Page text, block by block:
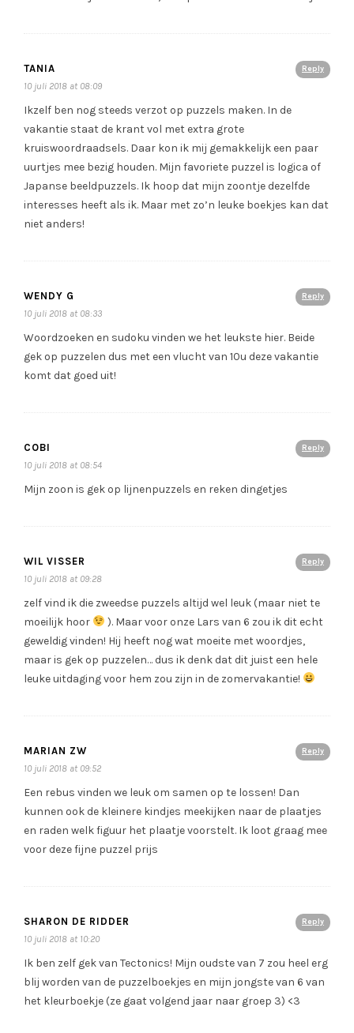
Reply
TANIA
10 juli 2018 at 08:09
Ikzelf ben nog steeds verzot op puzzels maken. In de
vakantie staat de krant vol met extra grote
kruiswoordraadsels. Daar kon ik mij gemakkelijk een paar
uurtjes mee bezig houden. Mijn favoriete puzzel is logica of
Japanse beeldpuzzels. Ik hoop dat mijn zoontje dezelfde
interesses heeft als ik. Maar met zo’n leuke boekjes kan dat
niet anders!
Reply
WENDY G
10 juli 2018 at 08:33
Woordzoeken en sudoku vinden we het leukste hier. Beide
gek op puzzelen dus met een vlucht van 10u deze vakantie
komt dat goed uit!
Reply
COBI
10 juli 2018 at 08:54
Mijn zoon is gek op lijnenpuzzels en reken dingetjes
Reply
WIL VISSER
10 juli 2018 at 09:28
zelf vind ik die zweedse puzzels altijd wel leuk (maar niet te
moeilijk hoor
). Maar voor onze Lars van 6 zou ik dit echt
geweldig vinden! Hij heeft nog wat moeite met woordjes,
maar is gek op puzzelen… dus ik denk dat dit juist een hele
leuke uitdaging voor hem zou zijn in de zomervakantie!
Reply
MARIAN ZW
10 juli 2018 at 09:52
Een rebus vinden we leuk om samen op te lossen! Dan
kunnen ook de kleinere kindjes meekijken naar de plaatjes
en raden welk figuur het plaatje voorstelt. Ik loot graag mee
voor deze fijne puzzel prijs
Reply
SHARON DE RIDDER
10 juli 2018 at 10:20
Ik ben zelf gek van Tectonics! Mijn oudste van 7 zou heel erg
blij worden van de puzzelboekjes en mijn jongste van 6 van
het kleurboekje (ze gaat volgend jaar naar groep 3) <3